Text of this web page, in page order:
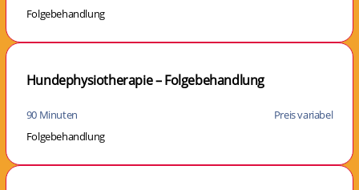
Folgebehandlung
Hundephysiotherapie – Folgebehandlung
90 Minuten
Preis variabel
Folgebehandlung